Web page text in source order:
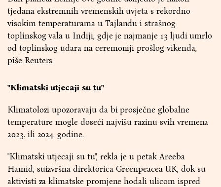
tjedana ekstremnih vremenskih uvjeta s rekordno
visokim temperaturama u Tajlandu i strašnog
toplinskog vala u Indiji, gdje je najmanje 13 ljudi umrlo
od toplinskog udara na ceremoniji prošlog vikenda,
piše Reuters.
"Klimatski utjecaji su tu"
Klimatolozi upozoravaju da bi prosječne globalne
temperature mogle doseći najvišu razinu svih vremena
2023. ili 2024. godine.
"Klimatski utjecaji su tu", rekla je u petak Areeba
Hamid, suizvršna direktorica Greenpeacea UK, dok su
aktivisti za klimatske promjene hodali ulicom ispred